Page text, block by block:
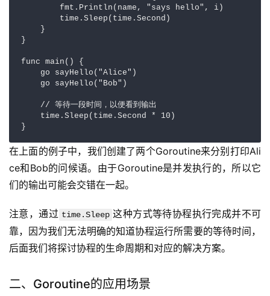
}
func main() {
}
在上面的例子中，我们创建了两个Goroutine来分别打印Ali
ce和Bob的问候语。由于Goroutine是并发执行的，所以它
们的输出可能会交错在一起。
注意，通过 time.Sleep 这种方式等待协程执行完成并不可
靠，因为我们无法明确的知道协程运行所需要的等待时间，
后面我们将探讨协程的生命周期和对应的解决方案。
二、Goroutine的应用场景